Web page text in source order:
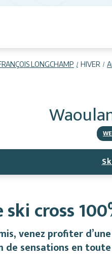
LONGCHAMP HIVER
ski cross
venez profiter
de sensations en